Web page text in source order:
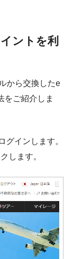
ントを利
から交換したe
をご紹介しま
グインします。
します。